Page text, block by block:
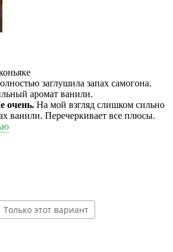
заглушила запах самогона.
аромат ванили.
очень. На мой взгляд слишком сильно
ванили. Перечеркивает все плюсы.
Только этот вариант